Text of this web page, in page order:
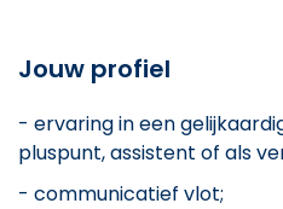
Jouw profiel
- ervaring in een
pluspunt, assistent of als
- communicatief vlot;